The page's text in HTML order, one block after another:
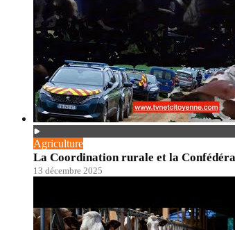
Agriculture
La Coordination rurale et la
13 décembre 2025